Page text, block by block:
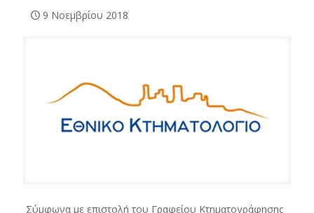
9 Νοεμβρίου 2018
Σύμφωνα με επιστολή του Γραφείου Κτηματογράφησης